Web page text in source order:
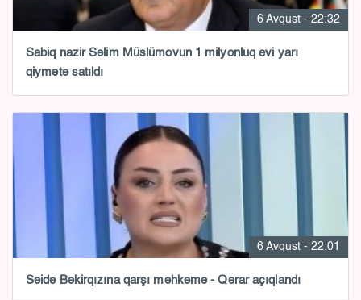
6 Avqust - 22:32
Sabiq nazir Səlim Müslümovun 1 milyonluq evi yarı
qiymətə satıldı
6 Avqust - 22:01
Səidə Bəkirqızına qarşı məhkəmə - Qərar açıqlandı